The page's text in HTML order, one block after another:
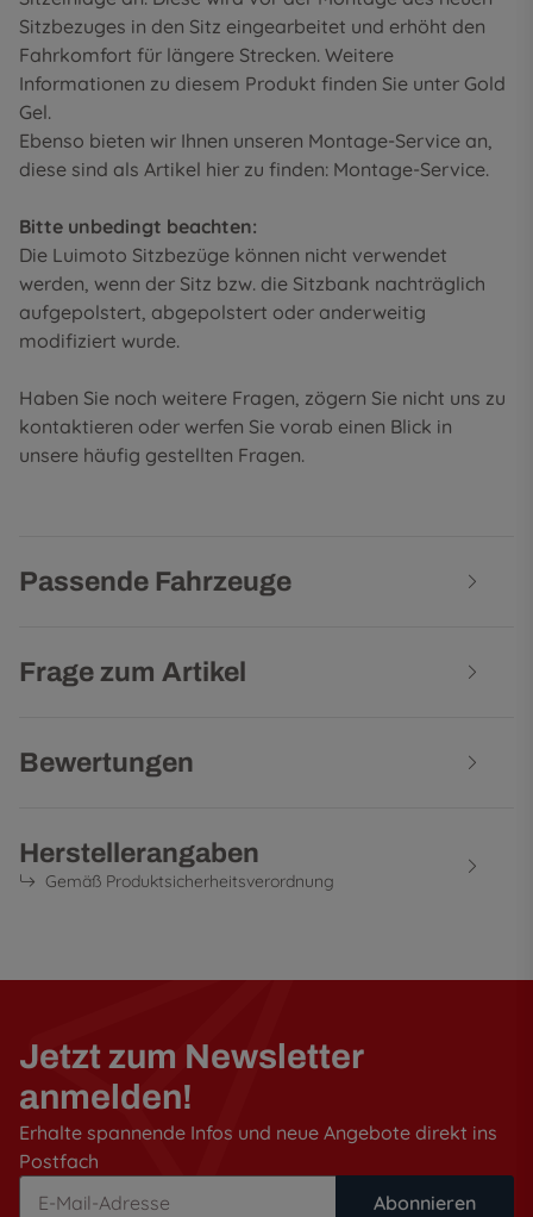
Sitzbezuges in den Sitz eingearbeitet und erhöht den
Fahrkomfort für längere Strecken. Weitere
Informationen zu diesem Produkt finden Sie unter Gold
Gel.
Ebenso bieten wir Ihnen unseren Montage-Service an,
diese sind als Artikel hier zu finden: Montage-Service.
Bitte unbedingt beachten:
Die Luimoto Sitzbezüge können nicht verwendet
werden, wenn der Sitz bzw. die Sitzbank nachträglich
aufgepolstert, abgepolstert oder anderweitig
modifiziert wurde.
Haben Sie noch weitere Fragen, zögern Sie nicht uns zu
kontaktieren oder werfen Sie vorab einen Blick in
unsere häufig gestellten Fragen.
Passende Fahrzeuge
Frage zum Artikel
Bewertungen
Herstellerangaben
Gemäß Produktsicherheitsverordnung
Jetzt zum Newsletter
anmelden!
Erhalte spannende Infos und neue Angebote direkt ins
Postfach
Abonnieren